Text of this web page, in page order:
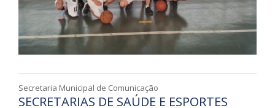
Secretaria Municipal de Comunicação
SECRETARIAS DE SAÚDE E ESPORTES